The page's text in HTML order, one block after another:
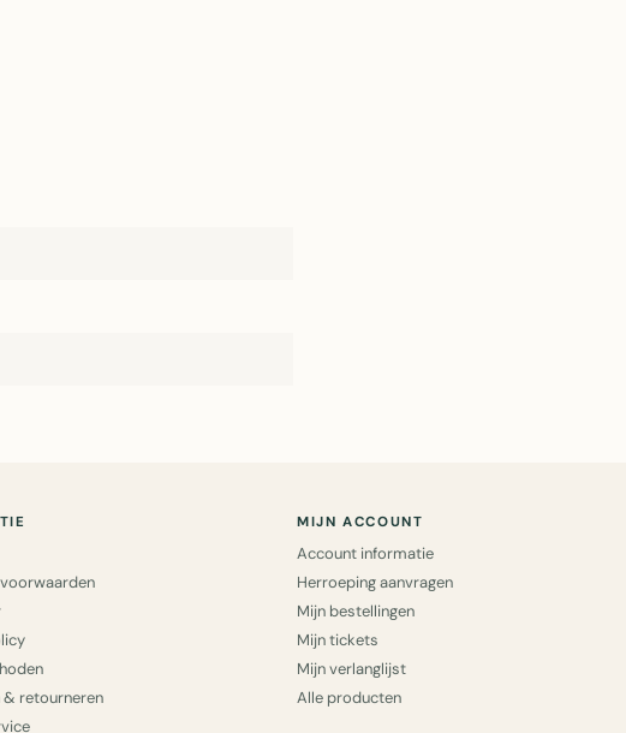
& retourneren
MIJN ACCOUNT
Account informatie
Herroeping aanvragen
Mijn bestellingen
Mijn tickets
Mijn verlanglijst
Alle producten